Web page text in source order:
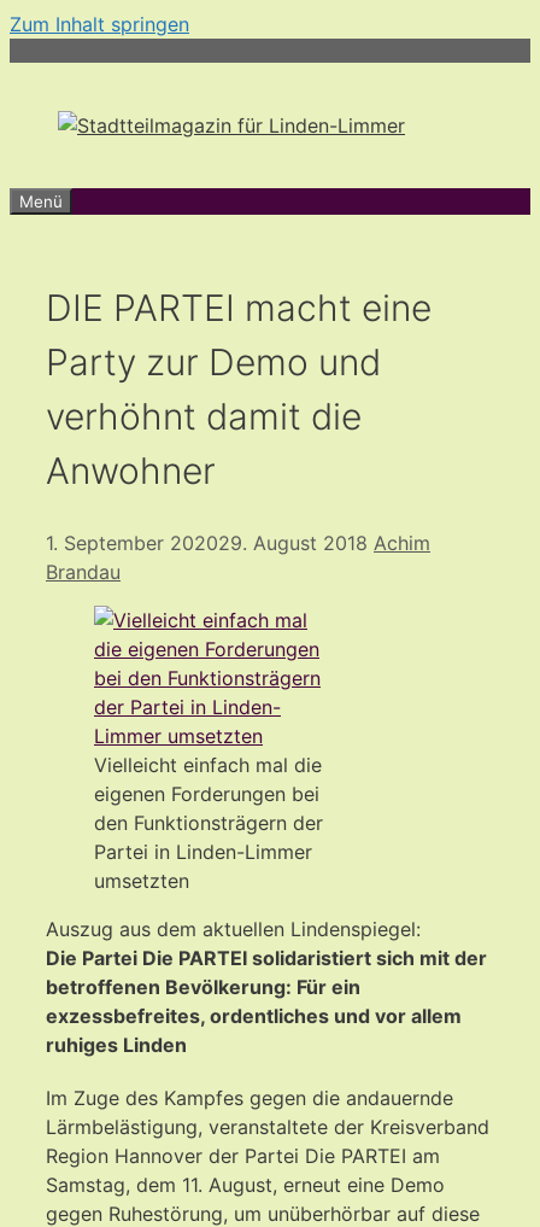
Zum Inhalt springen
Menü
DIE PARTEI macht eine
Party zur Demo und
verhöhnt damit die
Anwohner
1. September 202029. August 2018 Achim
Brandau
Vielleicht einfach mal die
eigenen Forderungen bei
den Funktionsträgern der
Partei in Linden-Limmer
umsetzten
Auszug aus dem aktuellen Lindenspiegel:
Die Partei Die PARTEI solidaristiert sich mit der
betroffenen Bevölkerung: Für ein
exzessbefreites, ordentliches und vor allem
ruhiges Linden
Im Zuge des Kampfes gegen die andauernde
Lärmbelästigung, veranstaltete der Kreisverband
Region Hannover der Partei Die PARTEI am
Samstag, dem 11. August, erneut eine Demo
gegen Ruhestörung, um unüberhörbar auf diese